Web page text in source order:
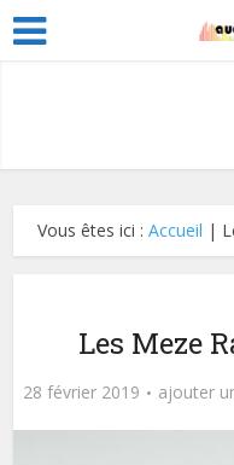
Vous êtes ici :Accueil |
Les Meze
28 février 2019 ajouter